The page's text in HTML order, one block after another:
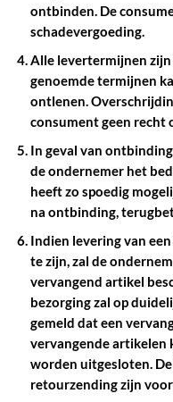
ontbinden. De
schadevergoeding.
Alle levertermijnen
genoemde termijnen
ontlenen.
consument geen recht
In geval van
de ondernemer het
heeft zo spoedig
na ontbinding,
Indien levering van
te zijn, zal de
vervangend artikel
bezorging zal op
gemeld dat een
vervangende artikelen
worden uitgesloten.
retourzending zijn